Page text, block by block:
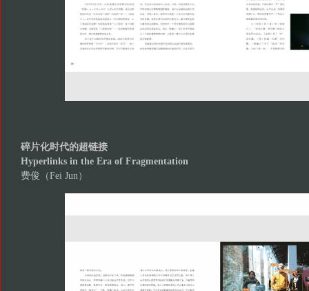
碎片化时代的超链接
Hyperlinks in the Era of Fragmentation
费俊（Fei Jun）